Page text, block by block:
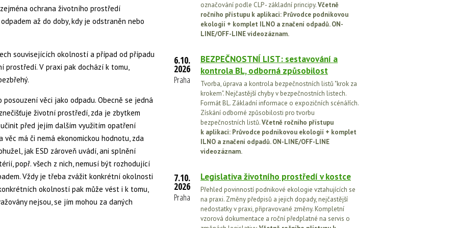
ochrana životního prostředí
až do doby, kdy je odstraněn nebo
souvisejících okolností a případ od případu
prostředí. V praxi pak dochází k tomu,
věci jako odpadu. Obecně se jedná
životní prostředí, zda je zbytkem
před jejím dalším využitím opatření
má či nemá ekonomickou hodnotu, zda
jak ESD zároveň uvádí, ani splnění
popř. všech z nich, nemusí být rozhodující
Vždy je třeba zvážit konkrétní okolnosti
okolností pak může vést i k tomu,
nejsou, se jím mohou za daných
označování podle CLP - základní principy.Včetně
ročního přístupu k aplikaci: Průvodce podnikovou
ekologií + komplet ILNO a značení odpadů. ON-
LINE/OFF-LINE videozáznam.
6.10.
2026
Praha
BEZPEČNOSTNÍ LIST: sestavování a
kontrola BL, odborná způsobilost
Tvorba, úprava a kontrola bezpečnostních listů "krok za
krokem". Nejčastější chyby v bezpečnostních listech.
Formát BL. Základní informace o expozičních scénářích.
Získání odborné způsobilosti pro tvorbu
bezpečnostních listů.Včetně ročního přístupu
k aplikaci: Průvodce podnikovou ekologií + komplet
ILNO a značení odpadů. ON-LINE/OFF-LINE
videozáznam.
7.10.
2026
Praha
Legislativa životního prostředí v kostce
Přehled povinností podnikové ekologie vztahujících se
na praxi. Změny předpisů a jejich dopady, nejčastější
nedostatky v praxi, připravované změny. Kompletní
vzorová dokumentace a roční předplatné na servis o